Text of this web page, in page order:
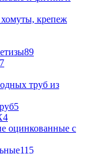
крепеж
89
труб из
5
4
оцинкованные с
115